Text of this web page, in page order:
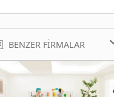
BENZER FIRMALAR